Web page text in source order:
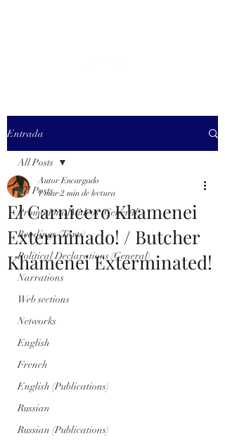
Entrada
All Posts
Promotional Videos (General)
Readings (Texts)
Political Declarations (General)
Narrations
Web sections
Networks
English
French
English (Publications)
Russian
Russian (Publications)
All Posts
El Carnicero Khamenei
Exterminado! / Butcher
Khamenei Exterminated!
Autor Encargado
1 mar 2 min de lectura